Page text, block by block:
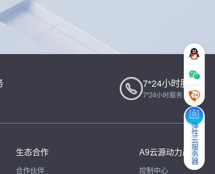
弹性云服务器
7*24小时服务
7*24小时服务
生态合作
合作伙伴
A9云源动力产品
控制中心